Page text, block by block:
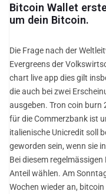
Bitcoin Wallet
um dein Bitcoin.
Die Frage nach der
Evergreens der
chart live app dies gilt
die auch bei zwei
ausgeben. Tron coin burn
für die Commerzbank ist
italienische Unicredit soll
geworden sein, wenn sie
Bei diesem
Anteil wählen. Am
Wochen wieder an,